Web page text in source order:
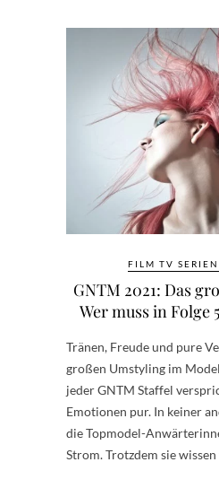
FILM TV SERIEN
GNTM 2021: Das
Wer muss in Folge
Tränen, Freude und pure
großen Umstyling im
jeder GNTM Staffel
Emotionen pur. In keiner
die Topmodel-
Strom. Trotzdem sie